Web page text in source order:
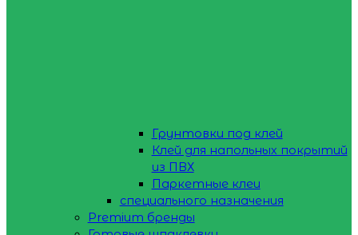
Грунтовки под клей
Клей для напольных покрытий
из ПВХ
Паркетные клеи
специального назначения
Premium бренды